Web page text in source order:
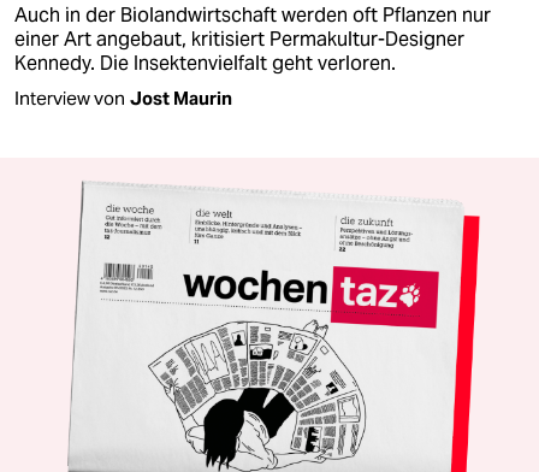
Auch in der Biolandwirtschaft werden oft Pflanzen nur
einer Art angebaut, kritisiert Permakultur-Designer
Kennedy. Die Insektenvielfalt geht verloren.
Interview von Jost Maurin